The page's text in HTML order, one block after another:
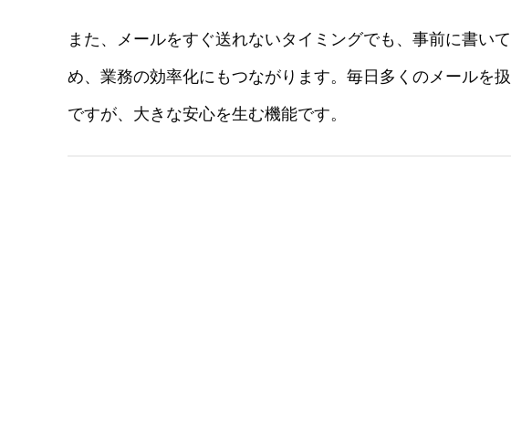
また、メールをすぐ送れないタイミングでも、事前に書い
め、業務の効率化にもつながります。毎日多くのメールを
ですが、大きな安心を生む機能です。